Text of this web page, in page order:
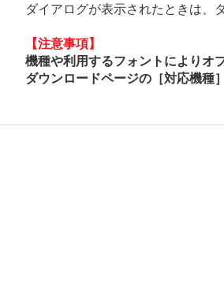
ダイアログが表示されたときは、
【注意事項】
機種や利用するフォントによりオ
ダウンロードページの［対応機種